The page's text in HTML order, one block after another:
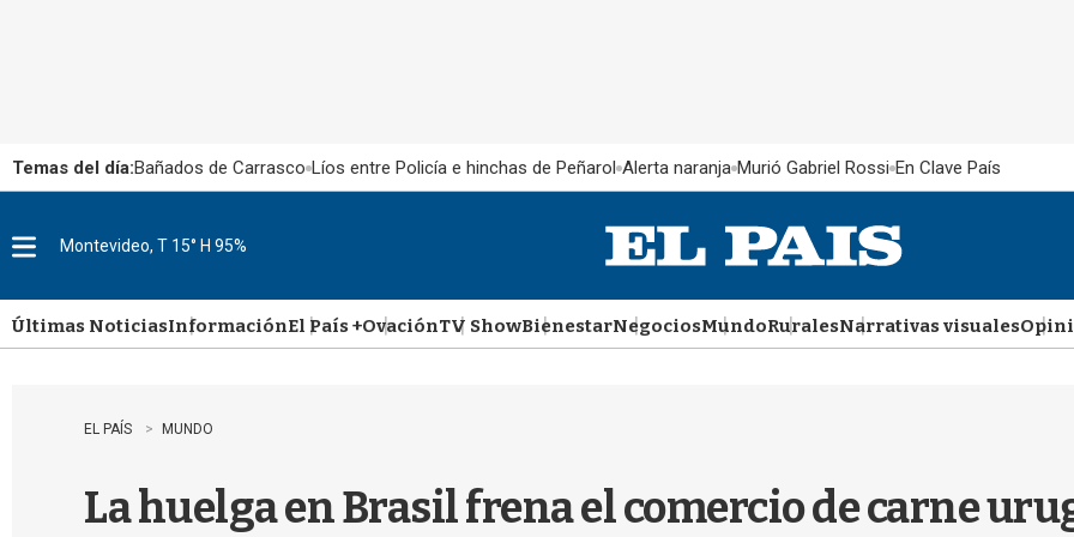
Temas del día:Bañados de Carrasco Líos entre Policía e hinchas de Peñarol Alerta naranja Murió Gabriel Rossi En Clave País
u
Montevideo, T 15° H 95%
Últimas NoticiasInformaciónEl País +OvaciónTV ShowBienestarNegociosMundoRuralesNarrativas visuales
EL PAÍS MUNDO
La huelga en Brasil frena el comercio de carne